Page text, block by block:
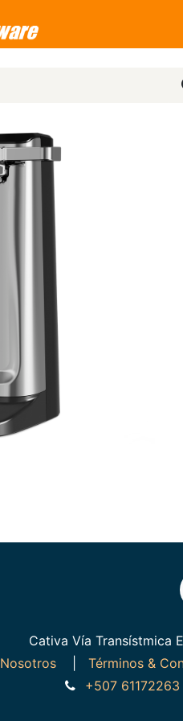
Cativa Vía Transístmica
Nosotros
Términos &
+507 61172263